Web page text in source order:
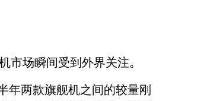
市场瞬间受到外界关注。
年两款旗舰机之间的较量刚